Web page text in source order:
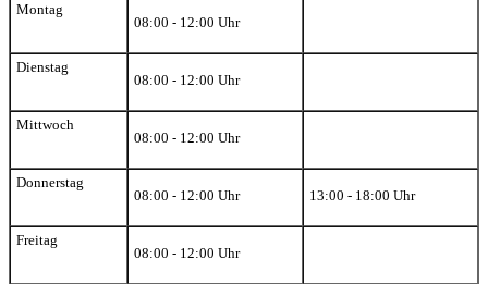
Montag
08:00 - 12:00 Uhr
Dienstag
08:00 - 12:00 Uhr
Mittwoch
08:00 - 12:00 Uhr
Donnerstag
08:00 - 12:00 Uhr
13:00 - 18:00 Uhr
Freitag
08:00 - 12:00 Uhr